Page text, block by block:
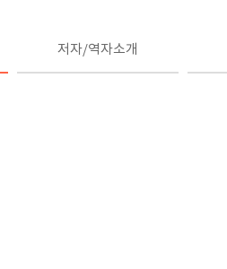
저자/역자소개